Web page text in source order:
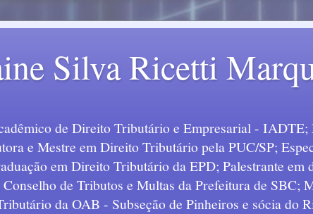
Silva Ricetti
de Direito Tributário e Empresarial -
e Mestre em Direito Tributário pela PUC/SP;
em Direito Tributário da EPD; Palestrante em
de Tributos e Multas da Prefeitura de SBC;
da OAB - Subseção de Pinheiros e sócia do